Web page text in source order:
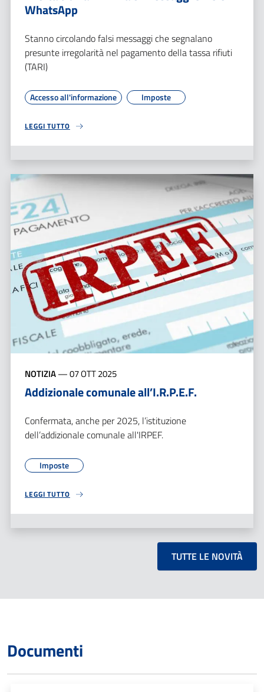
WhatsApp
Stanno circolando falsi messaggi che segnalano
presunte irregolarità nel pagamento della tassa rifiuti
(TARI)
Accesso all'informazione Imposte
LEGGI TUTTO
NOTIZIA—07 OTT 2025
Addizionale comunale all’I.R.P.E.F.
Confermata, anche per 2025, l’istituzione
dell’addizionale comunale all'IRPEF.
Imposte
LEGGI TUTTO
TUTTE LE NOVITÀ
Documenti